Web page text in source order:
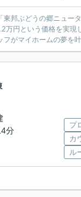
東邦ぶどうの郷ニュ
円という価格を実現
がマイホームの夢を
分
プ
カ
ル